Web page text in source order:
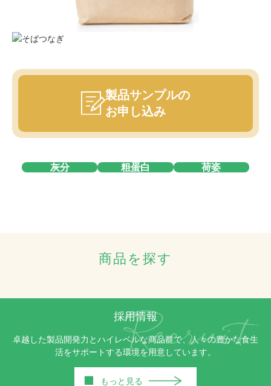
製品サンプルの
お申し込み
灰分 粗蛋白 荷姿
商品を探す
採用情報
卓越した製品開発力とハイレベルな商品群で、人々の豊かな食生
活をサポートする環境を用意しています。
■ もっと見る